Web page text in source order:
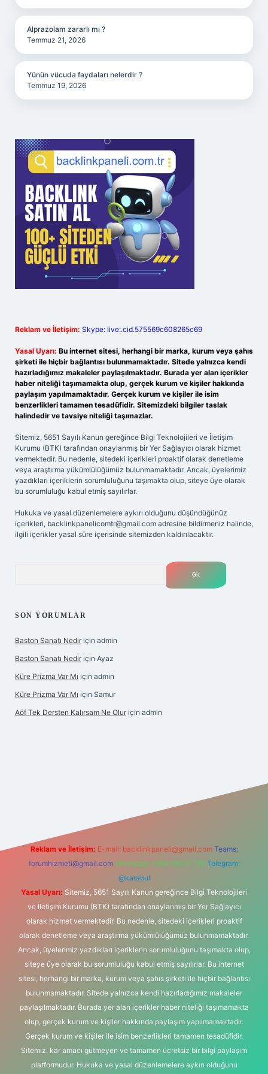
Alprazolam zararlı mı ?
Temmuz 21, 2026
Yünün vücuda faydaları nelerdir ?
Temmuz 19, 2026
Reklam ve İletişim: Skype: live:.cid.575569c608265c69
Yasal Uyarı: Bu internet sitesi, herhangi bir marka, kurum veya şahıs
şirketi ile hiçbir bağlantısı bulunmamaktadır. Sitede yalnızca kendi
hazırladığımız makaleler paylaşılmaktadır. Burada yer alan içerikler
haber niteliği taşımamakta olup, gerçek kurum ve kişiler hakkında
paylaşım yapılmamaktadır. Gerçek kurum ve kişiler ile isim
benzerlikleri tamamen tesadüfidir. Sitemizdeki bilgiler taslak
halindedir ve tavsiye niteliği taşımazlar.
Sitemiz, 5651 Sayılı Kanun gereğince Bilgi Teknolojileri ve İletişim
Kurumu (BTK) tarafından onaylanmış bir Yer Sağlayıcı olarak hizmet
vermektedir. Bu nedenle, sitedeki içerikleri proaktif olarak denetleme
veya araştırma yükümlülüğümüz bulunmamaktadır. Ancak, üyelerimiz
yazdıkları içeriklerin sorumluluğunu taşımakta olup, siteye üye olarak
bu sorumluluğu kabul etmiş sayılırlar.
Hukuka ve yasal düzenlemelere aykırı olduğunu düşündüğünüz
içerikleri, backlinkpanelicomtr@gmail.com adresine bildirmeniz halinde,
ilgili içerikler yasal süre içerisinde sitemizden kaldırılacaktır.
SON YORUMLAR
Baston Sanatı Nedir için admin
Baston Sanatı Nedir için Ayaz
Küre Prizma Var Mı için admin
Küre Prizma Var Mı için Samur
Aöf Tek Dersten Kalırsam Ne Olur için admin
Reklam ve İletişim: E-mail: backlinkpaneli@gmail.com Teams:
forumhizmeti@gmail.com Whatsapp: 0262 606 0 726 Telegram:
@karabul
Yasal Uyarı: Sitemiz, 5651 Sayılı Kanun gereğince Bilgi Teknolojileri
ve İletişim Kurumu (BTK) tarafından onaylanmış bir Yer Sağlayıcı
olarak hizmet vermektedir. Bu nedenle, sitedeki içerikleri proaktif
olarak denetleme veya araştırma yükümlülüğümüz bulunmamaktadır.
Ancak, üyelerimiz yazdıkları içeriklerin sorumluluğunu taşımakta olup,
siteye üye olarak bu sorumluluğu kabul etmiş sayılırlar. Bu internet
sitesi, herhangi bir marka, kurum veya şahıs şirketi ile hiçbir bağlantısı
bulunmamaktadır. Sitede yalnızca kendi hazırladığımız makaleler
paylaşılmaktadır. Burada yer alan içerikler haber niteliği taşımamakta
olup, gerçek kurum ve kişiler hakkında paylaşım yapılmamaktadır.
Gerçek kurum ve kişiler ile isim benzerlikleri tamamen tesadüfidir.
Sitemiz, kar amacı gütmeyen ve tamamen ücretsiz bir bilgi paylaşım
platformudur. Hukuka ve yasal düzenlemelere aykırı olduğunu